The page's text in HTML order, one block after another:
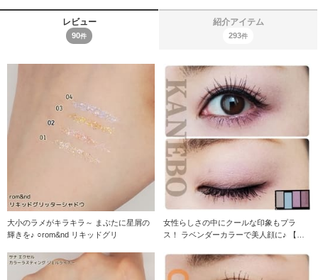
レビュー
90件
紹介アイテム
293件
大小のラメがキラキラ～ まぶたに星屑の
輝きを♪ ○rom&nd リキッドグリ
女性らしさの中にクールな印象もプラ
ス！ ラベンダーカラーで美人顔に♪ 【ア